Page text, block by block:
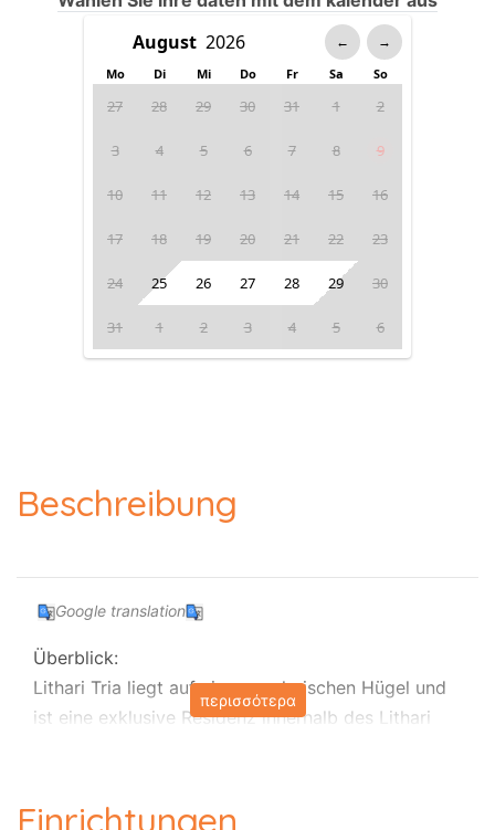
← →
Mo Di Mi Do Fr Sa So
27 28 29 30 31 1 2
3 4 5 6 7 8 9
10 11 12 13 14 15 16
17 18 19 20 21 22 23
24 25 26 27 28 29 30
31 1 2 3 4 5 6
Beschreibung
Google translation
Überblick:
Lithari Tria liegt auf einem malerischen Hügel und
ist eine exklusive Residenz innerhalb des Lithari
und bietet einen ruhigen Rückzugsort in ländlicher
περισσότερα
Einrichtungen